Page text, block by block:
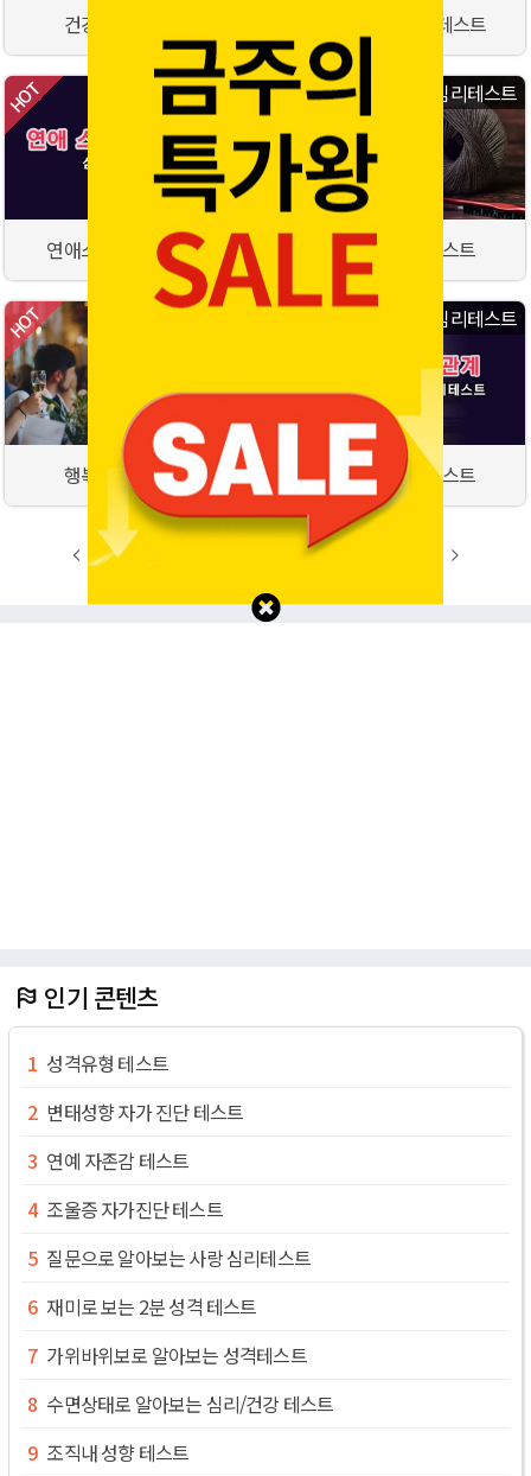
건강관리법 테스트 꽃으로 보는 심리테스트
심리테스트
연애스타일 심리테스트
심리테스트
인간관계 심리테스트
심리테스트
행복도 심리테스트
심리테스트
대인관계 심리테스트
1 7
인기 콘텐츠
성격유형 테스트
변태성향 자가 진단 테스트
연예 자존감 테스트
조울증 자가진단 테스트
질문으로 알아보는 사랑 심리테스트
재미로 보는 2분 성격 테스트
가위바위보로 알아보는 성격테스트
수면상태로 알아보는 심리/건강 테스트
조직내 성향 테스트